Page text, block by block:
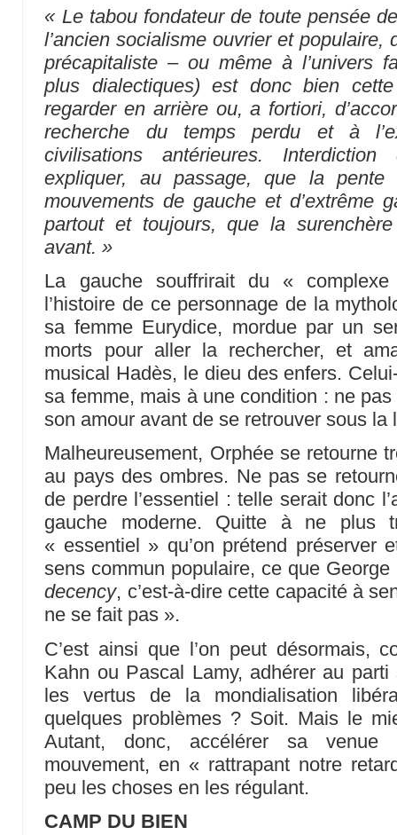
« Le tabou fondateur de toute pensée
l’ancien socialisme ouvrier et populaire,
pré­capitaliste – ou même à l’univers
plus dialectiques) est donc bien
regarder en ar­rière ou, a fortiori,
recherche du temps perdu et à
civilisations antérieures.
expliquer, au passage, que la pente
mouvements de gauche et d’extrême
partout et toujours, que la
avant. »
La gauche souffrirait du «
l’histoire de ce personnage de la
sa femme Eurydice, mordue par un
morts pour aller la rechercher, et
musical Hadès, le dieu des enfers.
sa femme, mais à une condition : ne
son amour avant de se retrouver sous la
Malheureusement, Orphée se retourne
au pays des ombres. Ne pas se
de perdre l’essentiel : telle serait donc
gauche moderne. Quitte à ne plus
« essentiel » qu’on prétend préserver
sens commun populaire, ce que
decency, c’est-à-dire cette capacité à
ne se fait pas ».
C’est ainsi que l’on peut désormais,
Kahn ou Pascal Lamy, adhérer au
les vertus de la mondialisation
quelques problèmes ? Soit. Mais le
Autant, donc, accélérer sa venue
mouvement, en « rattrapant notre
peu les choses en les régulant.
CAMP DU BIEN